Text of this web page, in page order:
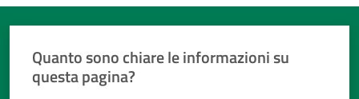
Quanto sono chiare le informazioni su
questa pagina?